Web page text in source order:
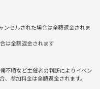
て活動しています。
ンセルされた場合は全額返金されま
は全額返金されます
不順など主催者の判断によりイベン
、参加料金は全額返金されます。